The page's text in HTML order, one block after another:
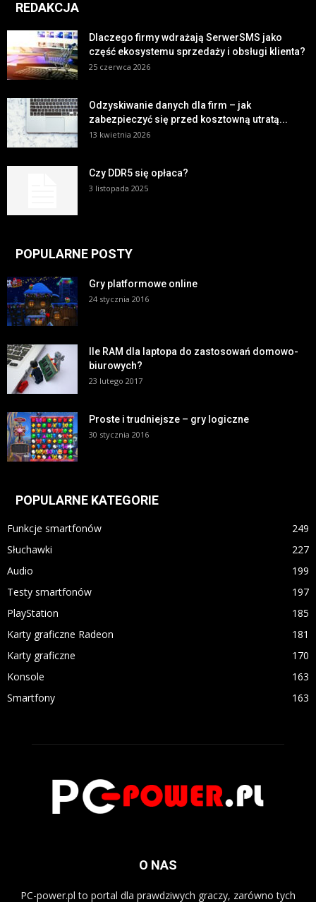
REDAKCJA
Dlaczego firmy wdrażają SerwerSMS jako
część ekosystemu sprzedaży i obsługi klienta?
25 czerwca 2026
Odzyskiwanie danych dla firm – jak
zabezpieczyć się przed kosztowną utratą...
13 kwietnia 2026
Czy DDR5 się opłaca?
3 listopada 2025
POPULARNE POSTY
Gry platformowe online
24 stycznia 2016
Ile RAM dla laptopa do zastosowań domowo-
biurowych?
23 lutego 2017
Proste i trudniejsze – gry logiczne
30 stycznia 2016
POPULARNE KATEGORIE
Funkcje smartfonów
249
Słuchawki
227
Audio
199
Testy smartfonów
197
PlayStation
185
Karty graficzne Radeon
181
Karty graficzne
170
Konsole
163
Smartfony
163
O NAS
PC-power.pl to portal dla prawdziwych graczy, zarówno tych